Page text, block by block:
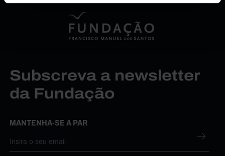
Subscreva a newsletter
da Fundação
MANTENHA-SE A PAR